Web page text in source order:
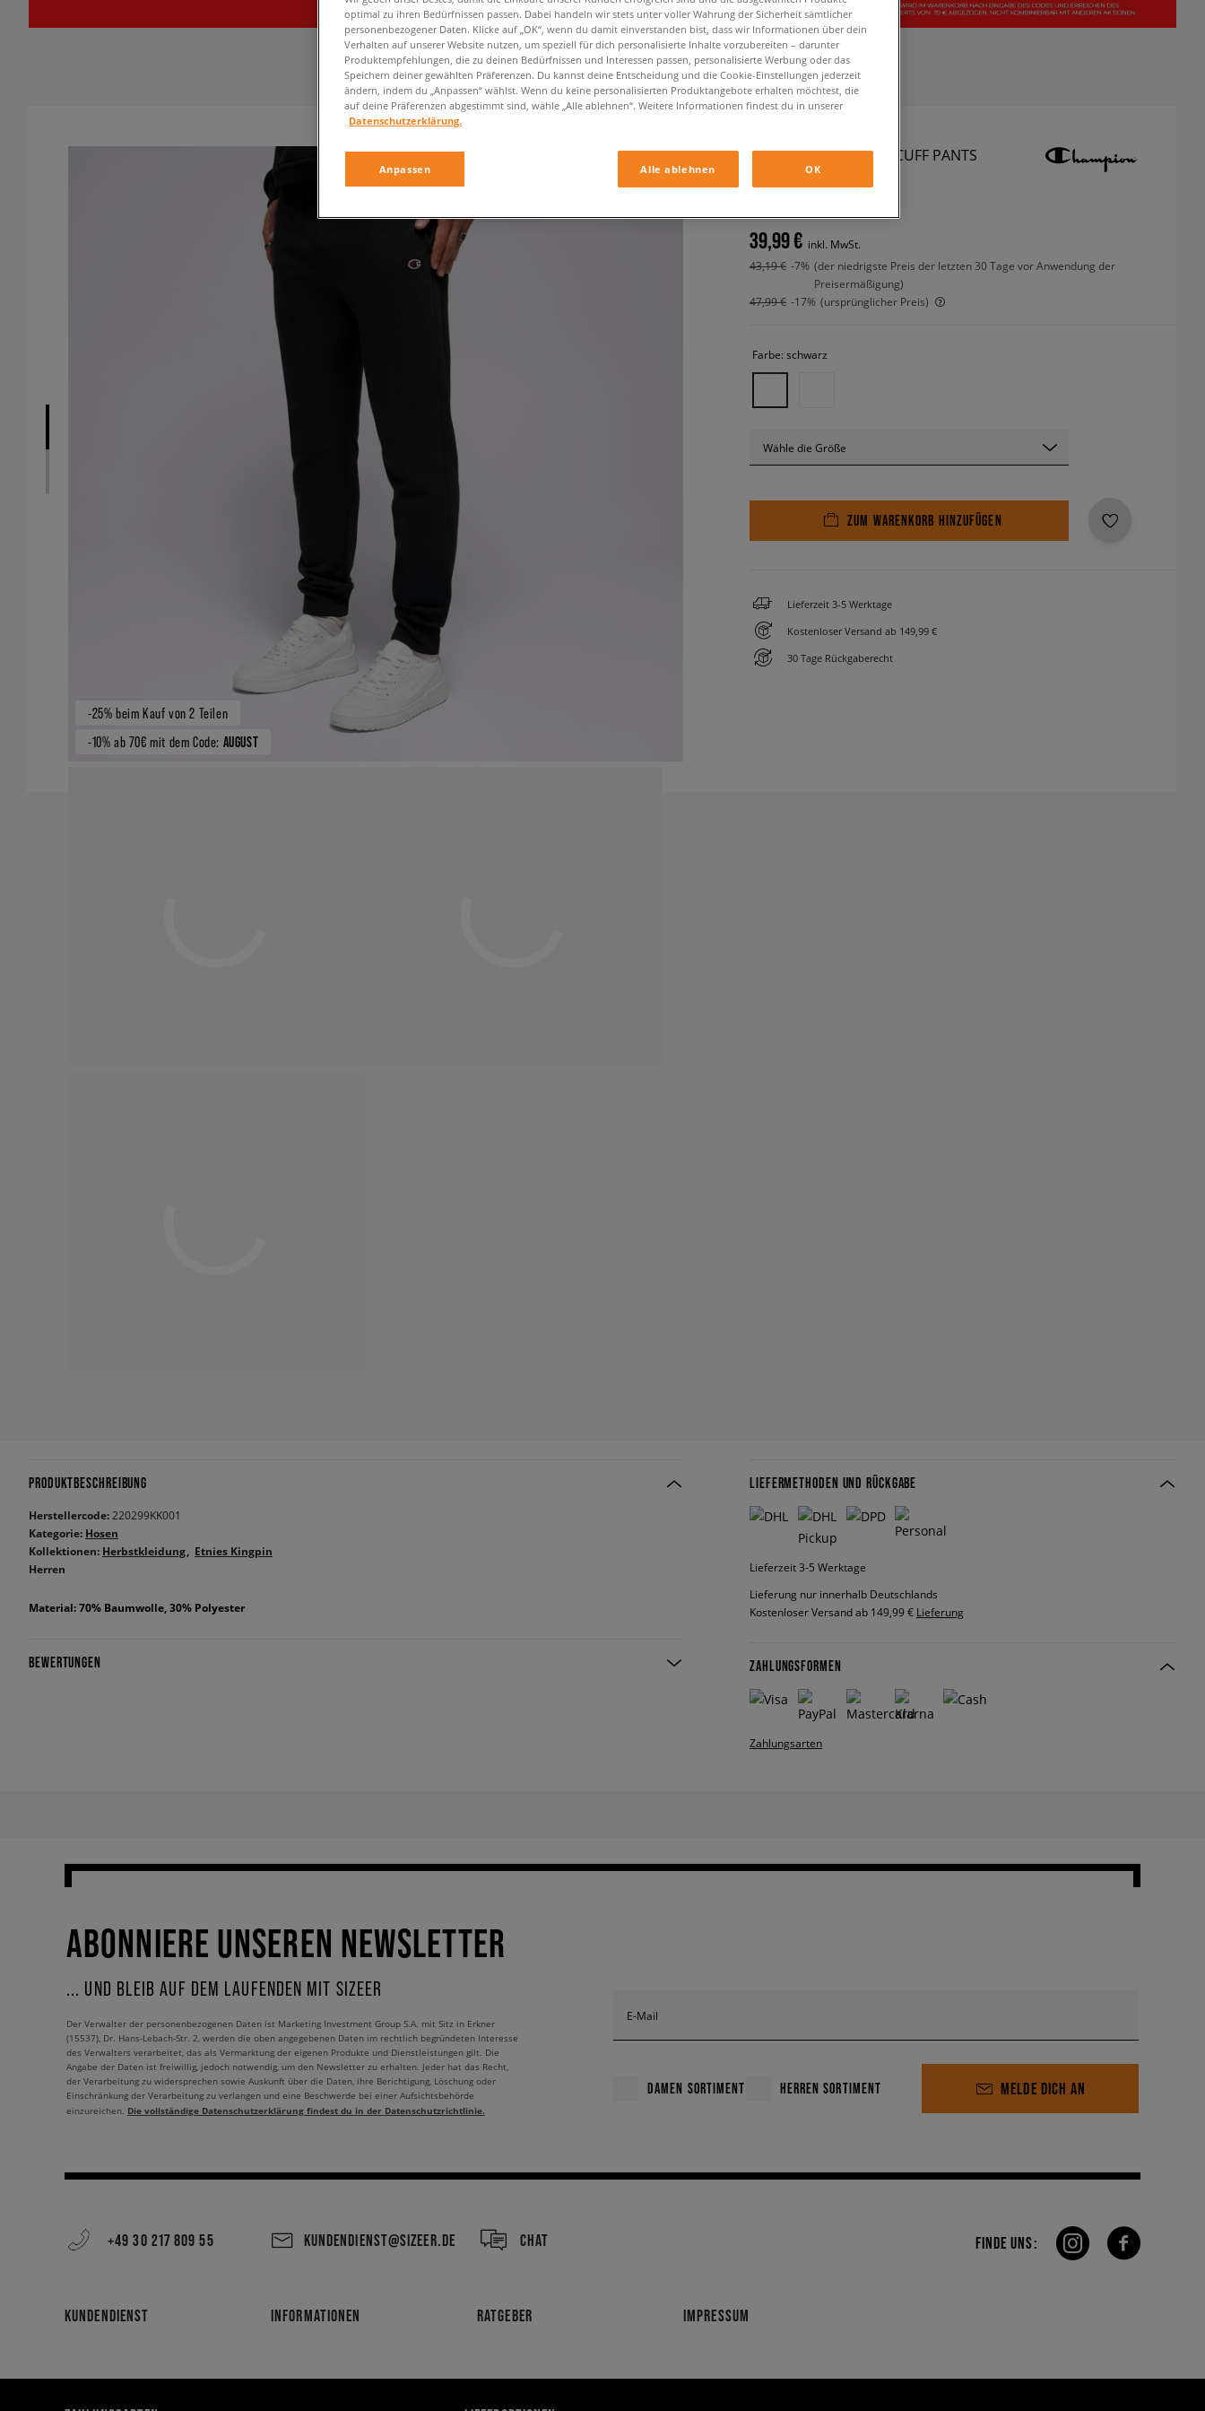
-25% beim Kauf von 2 Teilen
-10% ab 70€ mit dem Code: AUGUST
CHAMPION HOSE RIB CUFF PANTS
39,99 € inkl. MwSt.
43,19 € -7% (der niedrigste Preis der letzten 30 Tage vor Anwendung der
Preisermäßigung)
47,99 € -17% (ursprünglicher Preis)
Farbe: schwarz
Wähle die Größe
ZUM WARENKORB HINZUFÜGEN
Lieferzeit 3-5 Werktage
Kostenloser Versand ab 149,99 €
30 Tage Rückgaberecht
PRODUKTBESCHREIBUNG
Herstellercode: 220299KK001
Kategorie: Hosen
Kollektionen: Herbstkleidung
Etnies Kingpin
Herren
Material: 70% Baumwolle, 30% Polyester
BEWERTUNGEN
LIEFERMETHODEN UND RÜCKGABE
Lieferzeit 3-5 Werktage
Lieferung nur innerhalb Deutschlands
Kostenloser Versand ab 149,99 € Lieferung
ZAHLUNGSFORMEN
Zahlungsarten
ABONNIERE UNSEREN NEWSLETTER
... UND BLEIB AUF DEM LAUFENDEN MIT SIZEER
E-Mail
DAMEN SORTIMENT HERREN SORTIMENT MELDE DICH AN
Der Verwalter der personenbezogenen Daten ist Marketing Investment Group S.A. mit Sitz in Erkner
(15537), Dr. Hans-Lebach-Str. 2, werden die oben angegebenen Daten im rechtlich begründeten Interesse
des Verwalters verarbeitet, das als Vermarktung der eigenen Produkte und Dienstleistungen gilt. Die
Angabe der Daten ist freiwillig, jedoch notwendig, um den Newsletter zu erhalten. Jeder hat das Recht,
der Verarbeitung zu widersprechen sowie Auskunft über die Daten, ihre Berichtigung, Löschung oder
Einschränkung der Verarbeitung zu verlangen und eine Beschwerde bei einer Aufsichtsbehörde
einzureichen. Die vollständige Datenschutzerklärung findest du in der Datenschutzrichtlinie.
+49 30 217 809 55 KUNDENDIENST@SIZEER.DE CHAT
KUNDENDIENST INFORMATIONEN RATGEBER IMPRESSUM
FINDE UNS:
optimal zu ihren Bedürfnissen passen. Dabei handeln wir stets unter voller Wahrung der Sicherheit sämtlicher
personenbezogener Daten. Klicke auf „OK“, wenn du damit einverstanden bist, dass wir Informationen über dein
Verhalten auf unserer Website nutzen, um speziell für dich personalisierte Inhalte vorzubereiten – darunter
Produktempfehlungen, die zu deinen Bedürfnissen und Interessen passen, personalisierte Werbung oder das
Speichern deiner gewählten Präferenzen. Du kannst deine Entscheidung und die Cookie-Einstellungen jederzeit
ändern, indem du „Anpassen“ wählst. Wenn du keine personalisierten Produktangebote erhalten möchtest, die
auf deine Präferenzen abgestimmt sind, wähle „Alle ablehnen“. Weitere Informationen findest du in unserer
Datenschutzerklärung.
Anpassen Alle ablehnen OK